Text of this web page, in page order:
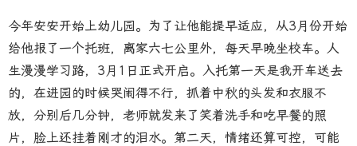
今年安安开始上幼儿园。为了让他能提早适应，从3月份开始
给他报了一个托班，离家六七公里外，每天早晚坐校车。人
生漫漫学习路，3月1日正式开启。入托第一天是我开车送去
的，在进园的时候哭闹得不行，抓着中秋的头发和衣服不
放，分别后几分钟，老师就发来了笑着洗手和吃早餐的照
片，脸上还挂着刚才的泪水。第二天，情绪还算可控，可能